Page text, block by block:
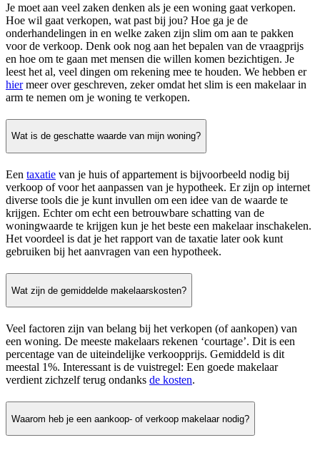
Je moet aan veel zaken denken als je een woning gaat verkopen.
Hoe wil gaat verkopen, wat past bij jou? Hoe ga je de
onderhandelingen in en welke zaken zijn slim om aan te pakken
voor de verkoop. Denk ook nog aan het bepalen van de vraagprijs
en hoe om te gaan met mensen die willen komen bezichtigen. Je
leest het al, veel dingen om rekening mee te houden. We hebben er
hiermeer over geschreven, zeker omdat het slim is een makelaar in
arm te nemen om je woning te verkopen.
Wat is de geschatte waarde van mijn woning?
Een taxatie van je huis of appartement is bijvoorbeeld nodig bij
verkoop of voor het aanpassen van je hypotheek. Er zijn op internet
diverse tools die je kunt invullen om een idee van de waarde te
krijgen. Echter om echt een betrouwbare schatting van de
woningwaarde te krijgen kun je het beste een makelaar inschakelen.
Het voordeel is dat je het rapport van de taxatie later ook kunt
gebruiken bij het aanvragen van een hypotheek.
Wat zijn de gemiddelde makelaarskosten?
Veel factoren zijn van belang bij het verkopen (of aankopen) van
een woning. De meeste makelaars rekenen ‘courtage’. Dit is een
percentage van de uiteindelijke verkoopprijs. Gemiddeld is dit
meestal 1%. Interessant is de vuistregel: Een goede makelaar
verdient zichzelf terug ondanks de kosten.
Waarom heb je een aankoop- of verkoop makelaar nodig?